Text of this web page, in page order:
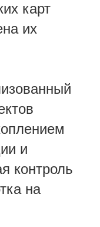
карт
их
и
контроль
на